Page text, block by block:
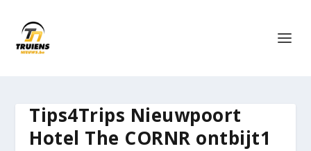
Tips4Trips Nieuwpoort
Hotel The CORNR ontbijt1